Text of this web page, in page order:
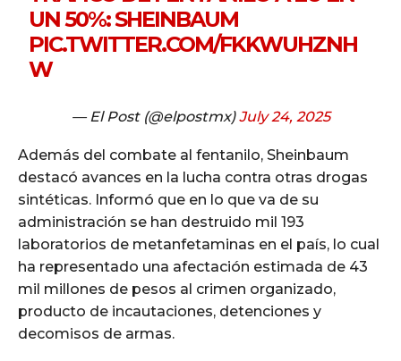
UN 50%: SHEINBAUM
PIC.TWITTER.COM/FKKWUHZNH
W
— El Post (@elpostmx)July 24, 2025
Además del combate al fentanilo, Sheinbaum
destacó avances en la lucha contra otras drogas
sintéticas. Informó que en lo que va de su
administración se han destruido mil 193
laboratorios de metanfetaminas en el país, lo cual
ha representado una afectación estimada de 43
mil millones de pesos al crimen organizado,
producto de incautaciones, detenciones y
decomisos de armas.